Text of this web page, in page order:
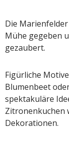
Die
Mühe gegeben
gezaubert.
Figürliche
Blumenbeet
spektakuläre
Zitronenkuchen
Dekorationen.